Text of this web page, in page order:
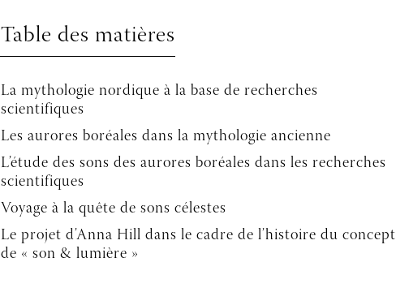
Table des matières
La mythologie nordique à la base de recherches
scientifiques
Les aurores boréales dans la mythologie ancienne
L’étude des sons des aurores boréales dans les recherches
scientifiques
Voyage à la quête de sons célestes
Le projet d’Anna Hill dans le cadre de l’histoire du concept
de « son & lumière »